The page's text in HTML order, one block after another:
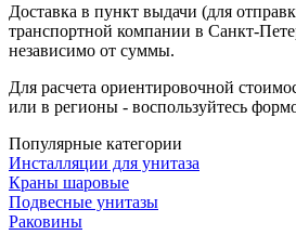
Доставка в пункт выдачи (для
транспортной компании в Санкт-
независимо от суммы.
Для расчета ориентировочной
или в регионы - воспользуйтесь
Популярные категории
Инсталляции для унитаза
Краны шаровые
Подвесные унитазы
Раковины